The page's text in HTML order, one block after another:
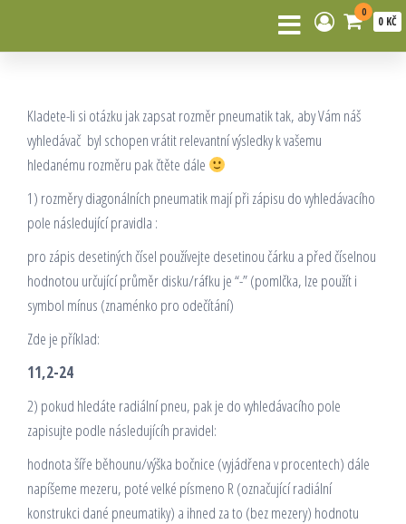
0
0 KČ
Kladete-li si otázku jak zapsat rozměr pneumatik tak, aby Vám náš
vyhledávač byl schopen vrátit relevantní výsledky k vašemu
hledanému rozměru pak čtěte dále
1) rozměry diagonálních pneumatik mají při zápisu do vyhledávacího
pole následující pravidla :
pro zápis desetiných čísel používejte desetinou čárku a před číselnou
hodnotou určující průměr disku/ráfku je “-” (pomlčka, lze použít i
symbol mínus (znaménko pro odečítání)
Zde je příklad:
11,2-24
2) pokud hledáte radiální pneu, pak je do vyhledávacího pole
zapisujte podle následujícíh pravidel:
hodnota šíře běhounu/výška bočnice (vyjádřena v procentech) dále
napíšeme mezeru, poté velké písmeno R (označující radiální
konstrukci dané pneumatiky) a ihned za to (bez mezery) hodnotu